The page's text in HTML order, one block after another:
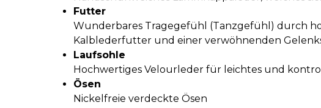
Futter
Wunderbares Tragegefühl (Tanzgefühl) durch
Kalblederfutter und einer verwöhnenden
Laufsohle
Hochwertiges Velourleder für leichtes und
Ösen
Nickelfreie verdeckte Ösen